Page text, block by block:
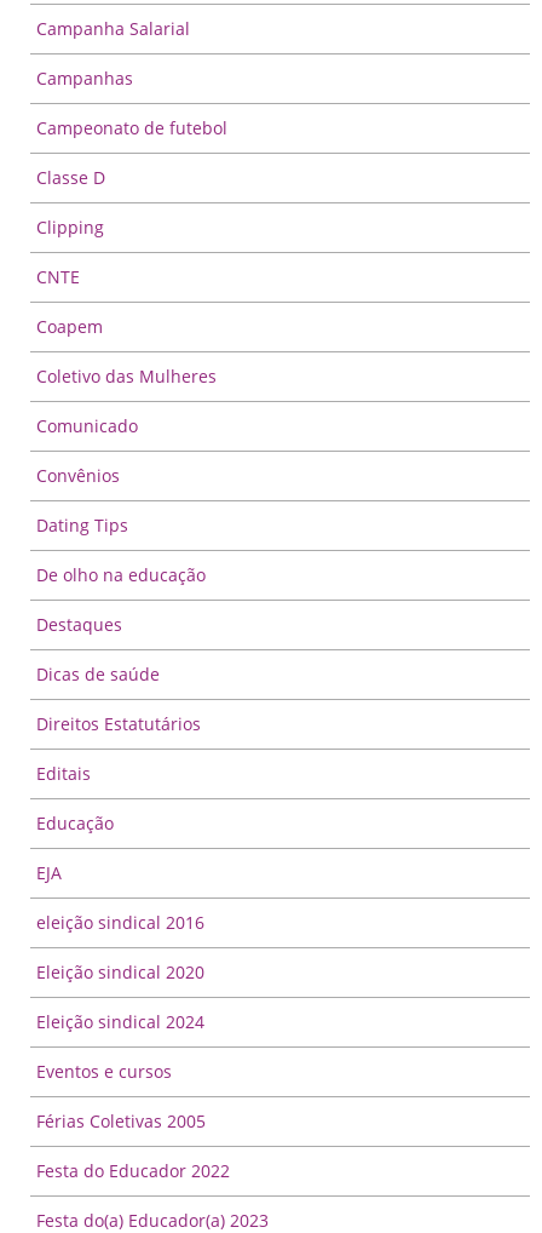
Campanha Salarial
Campanhas
Campeonato de futebol
Classe D
Clipping
CNTE
Coapem
Coletivo das Mulheres
Comunicado
Convênios
Dating Tips
De olho na educação
Destaques
Dicas de saúde
Direitos Estatutários
Editais
Educação
EJA
eleição sindical 2016
Eleição sindical 2020
Eleição sindical 2024
Eventos e cursos
Férias Coletivas 2005
Festa do Educador 2022
Festa do(a) Educador(a) 2023